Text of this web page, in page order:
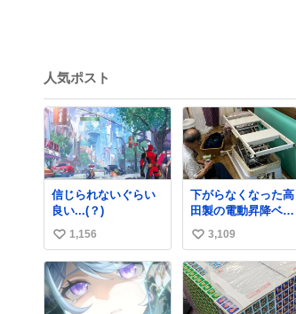
人気ポスト
信じられないぐらい
良い...(？)
い
い
ね
数
1,156
下がらなくなった高
田製の電動昇降ベッ
ト。 メーカーから
は、完全に見放され
たんですが、 見事に
85歳の父が治しまし
た。 うちの父は、ト
ヨタカローラのボデ
い
い
ね
数
3,109